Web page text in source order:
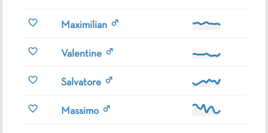
Maximilian
Valentine
Salvatore
Massimo